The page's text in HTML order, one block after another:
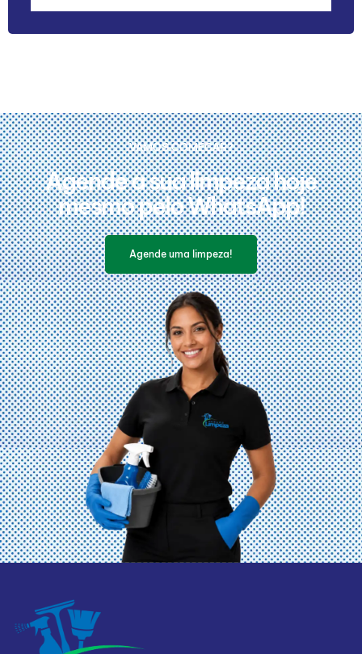
VAMOS COMEÇAR?
Agende a sua limpeza hoje
mesmo pelo WhatsApp!
Agende uma limpeza!